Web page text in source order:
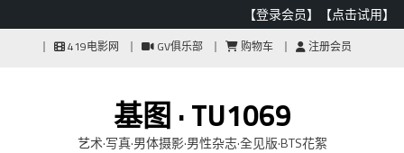
【登录会员】 【点击试用】
419电影网 GV俱乐部 购物车 注册会员
基图 · TU1069
艺术·写真·男体摄影·男性杂志·全见版·BTS花絮